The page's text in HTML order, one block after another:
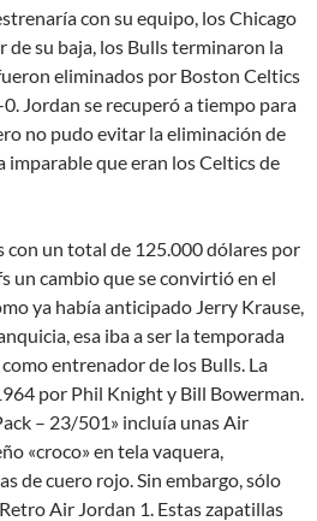
con su equipo, los Chicago
de su baja, los Bulls terminaron la
eliminados por Boston Celtics
Jordan se recuperó a tiempo para
no pudo evitar la eliminación de
imparable que eran los Celtics de
con un total de 125.000 dólares por
un cambio que se convirtió en el
ya había anticipado Jerry Krause,
esa iba a ser la temporada
entrenador de los Bulls. La
por Phil Knight y Bill Bowerman.
– 23/501» incluía unas Air
«croco» en tela vaquera,
de cuero rojo. Sin embargo, sólo
Air Jordan 1. Estas zapatillas